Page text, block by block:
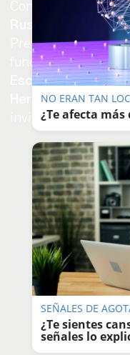
Consultores; el
,
Prestige Expo
fundador de T10,
Escot, gerente de
Hernández, CEO
invitados e
NO ERAN TAN
¿Te afecta más
SEÑALES DE
¿Te sientes
señales lo